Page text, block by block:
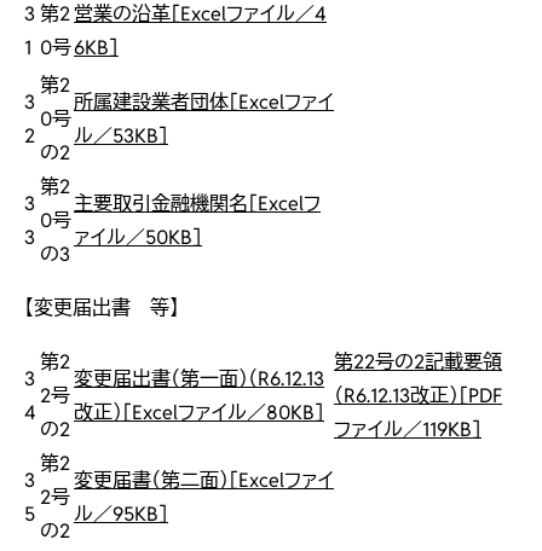
3
1
第2
0号
営業の沿革［Excelファイル／4
6KB］
3
2
第2
0号
の2
所属建設業者団体［Excelファイ
ル／53KB］
3
3
第2
0号
の3
主要取引金融機関名［Excelフ
ァイル／50KB］
【変更届出書 等】
3
4
第2
2号
の2
変更届出書（第一面）（R6.12.13
改正）［Excelファイル／80KB］
第22号の2記載要領
（R6.12.13改正）［PDF
ファイル／119KB］
3
5
第2
2号
の2
変更届書（第二面）［Excelファイ
ル／95KB］